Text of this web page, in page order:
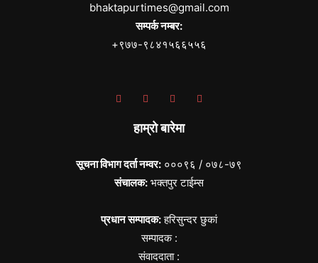
bhaktapurtimes@gmail.com
सम्पर्क नम्बर:
+९७७-९८४१५६६५५६
हाम्रो बारेमा
सूचना विभाग दर्ता नम्वर: ०००९६ / ०७८-७९
संचालक: भक्तपुर टाईम्स
प्रधान सम्पादक:हरिसुन्दर छुकां
सम्पादक :
संवाददाता :